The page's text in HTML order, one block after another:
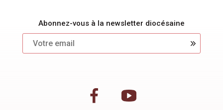
Abonnez-vous à la newsletter diocésaine